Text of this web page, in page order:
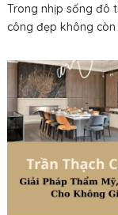
Trong nhịp sống đô
công đẹp không còn